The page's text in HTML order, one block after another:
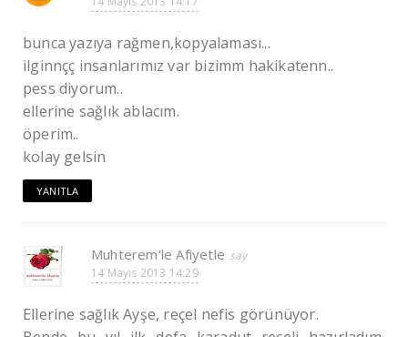
bunca yazıya rağmen,kopyalaması...
ilginnçç insanlarımız var bizimm hakikatenn..
pess diyorum..
ellerine sağlık ablacım.
öperim..
kolay gelsin
YANITLA
Muhterem'le Afiyetle
14 Mayıs 2013 14:29
Ellerine sağlık Ayşe, reçel nefis görünüyor.